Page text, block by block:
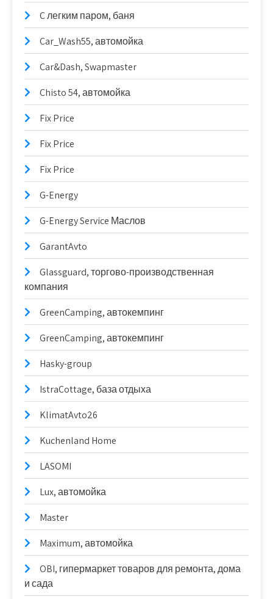
C легким паром, баня
Car_Wash55, автомойка
Car&Dash, Swapmaster
Chisto 54, автомойка
Fix Price
Fix Price
Fix Price
G-Energy
G-Energy Service Маслов
GarantAvto
Glassguard, торгово-производственная
компания
GreenCamping, автокемпинг
GreenCamping, автокемпинг
Hasky-group
IstraCottage, база отдыха
KlimatAvto26
Kuchenland Home
LASOMI
Lux, автомойка
Master
Maximum, автомойка
OBI, гипермаркет товаров для ремонта, дома
и сада